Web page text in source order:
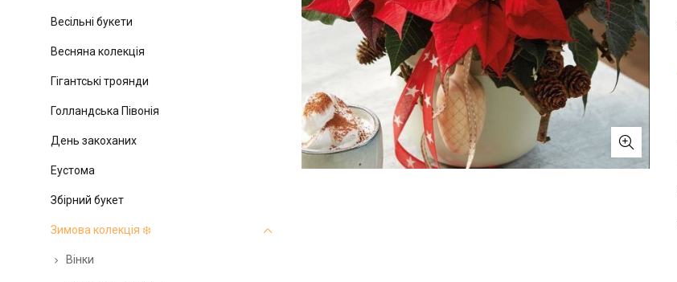
Весільні букети
Весняна колекція
Гігантські троянди
Голландська Півонія
День закоханих
Еустома
Збірний букет
Зимова колекція ❄️
Вінки